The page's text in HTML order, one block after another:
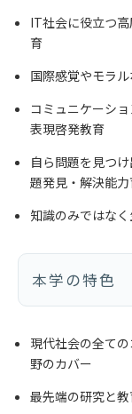
IT社会に役立つ
育
国際感覚やモラ
コミュニケーシ
表現啓発教育
自ら問題を見つ
題発見・解決能
知識のみではな
本学の特色
現代社会の全て
野のカバー
最先端の研究と